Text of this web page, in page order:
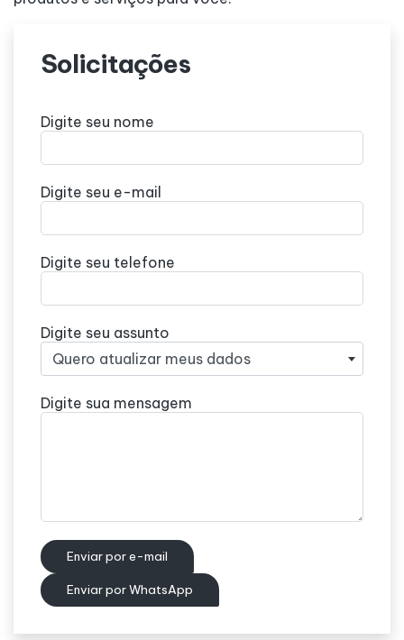
Solicitações
Digite seu nome
Digite seu e-mail
Digite seu telefone
Digite seu assunto
Quero atualizar meus dados
Digite sua mensagem
Enviar por e-mail
Enviar por WhatsApp